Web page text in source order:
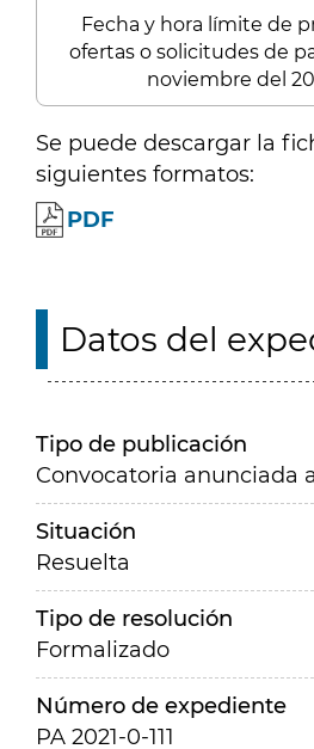
Fecha y hora límite de
ofertas o solicitudes de
noviembre del
Se puede descargar la
siguientes formatos:
PDF
Datos del
Tipo de publicación
Convocatoria anunciada
Situación
Resuelta
Tipo de resolución
Formalizado
Número de expediente
PA 2021-0-111